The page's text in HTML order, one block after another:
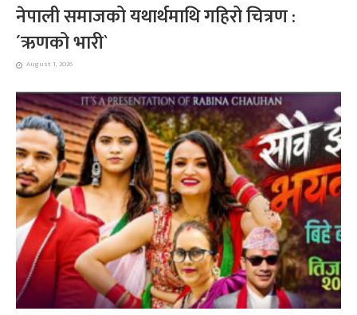
नेपाली समाजको यथार्थमाथि गहिरो चित्रण :
´ऋणको भारी`
August 1, 2026